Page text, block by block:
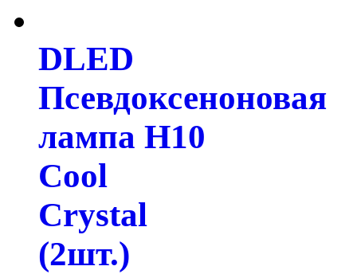
DLED
Псевдоксеноновая
лампа H10
Cool
Crystal
(2шт.)